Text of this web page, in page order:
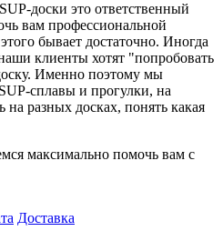
доски это ответственный
вам профессиональной
бывает достаточно. Иногда
клиенты хотят "попробовать
Именно поэтому мы
сплавы и прогулки, на
разных досках, понять какая
максимально помочь вам с
Доставка